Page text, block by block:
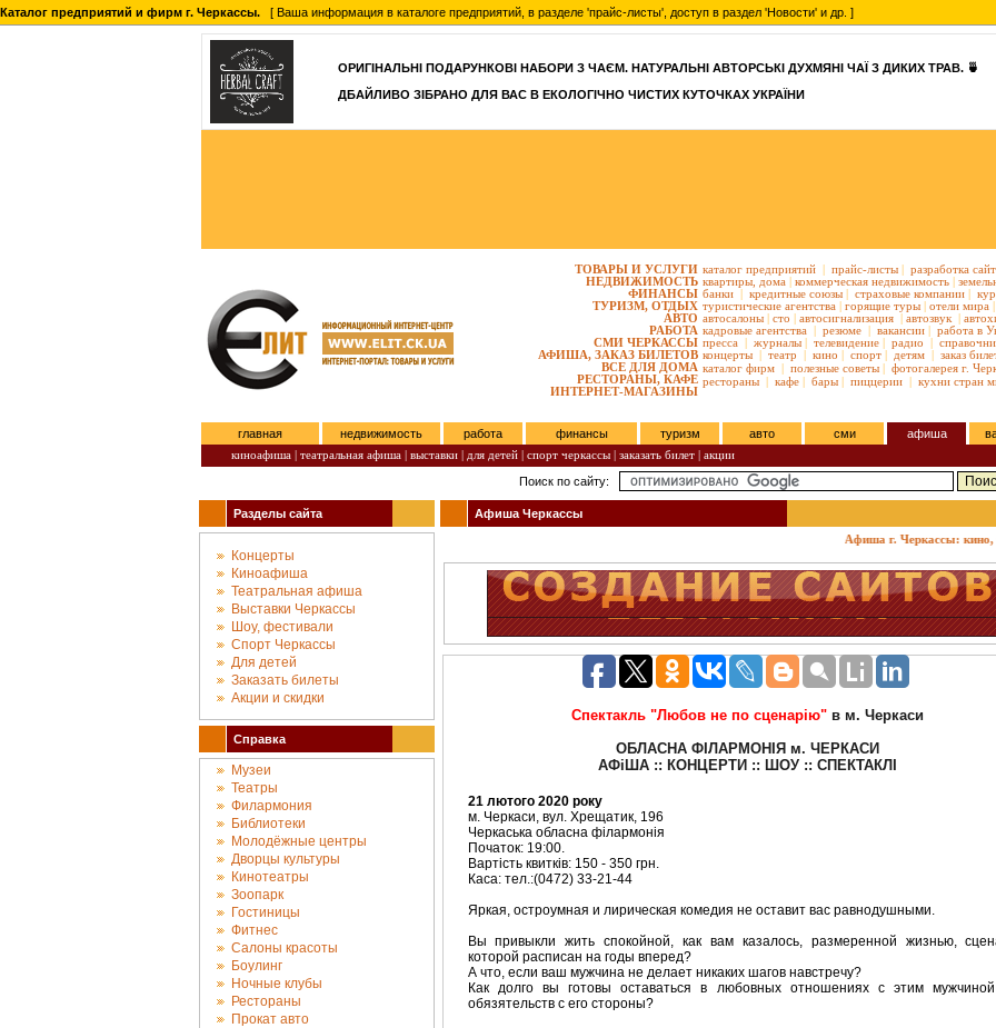
Каталог предприятий и фирм г. Черкассы. [ Ваша информация в каталоге предприятий, в разделе 'прайс-листы', доступ в раздел 'Новости' и др. ]
ОРИГІНАЛЬНІ ПОДАРУНКОВІ НАБОРИ З ЧАЄМ. НАТУРАЛЬНІ АВТОРСЬКІ ДУХМЯНІ ЧАЇ З ДИКИХ ТРАВ. 🍵
ДБАЙЛИВО ЗІБРАНО ДЛЯ ВАС В ЕКОЛОГІЧНО ЧИСТИХ КУТОЧКАХ УКРАЇНИ
ТОВАРЫ И УСЛУГИ
НЕДВИЖИМОСТЬ
ФИНАНСЫ
ТУРИЗМ, ОТДЫХ
АВТО
РАБОТА
СМИ ЧЕРКАССЫ
АФИША, ЗАКАЗ БИЛЕТОВ
ВСЕ ДЛЯ ДОМА
РЕСТОРАНЫ, КАФЕ
ИНТЕРНЕТ-МАГАЗИНЫ
каталог предприятий | прайс-листы | разработка
квартиры, дома | коммерческая недвижимость |
банки | кредитные союзы | страховые компании |
туристические агентства | горящие туры | отели мира |
автосалоны | сто | автосигнализация | автозвук |
кадровые агентства | резюме | вакансии | работа в
пресса | журналы | телевидение | радио |
концерты | театр | кино | спорт | детям | заказ
каталог фирм | полезные советы | фотогалерея г.
рестораны | кафе | бары | пиццерии | кухни стран
главная недвижимость работа финансы туризм авто сми афиша
киноафиша | театральная афиша | выставки | для детей | спорт черкассы | заказать билет | акции
Поиск по сайту:
Разделы сайта
Концерты
Киноафиша
Театральная афиша
Выставки Черкассы
Шоу, фестивали
Спорт Черкассы
Для детей
Заказать билеты
Акции и скидки
Справка
Музеи
Театры
Филармония
Библиотеки
Молодёжные центры
Дворцы культуры
Кинотеатры
Зоопарк
Гостиницы
Фитнес
Салоны красоты
Боулинг
Ночные клубы
Рестораны
Прокат авто
Афиша Черкассы
Афиша г. Черкассы: кино,
Спектакль "Любов не по сценарію" в м. Черкаси
ОБЛАСНА ФІЛАРМОНІЯ м. ЧЕРКАСИ
АФіША :: КОНЦЕРТИ :: ШОУ :: СПЕКТАКЛІ
21 лютого 2020 року
м. Черкаси, вул. Хрещатик, 196
Черкаська обласна філармонія
Початок: 19:00.
Вартість квитків: 150 - 350 грн.
Каса: тел.:(0472) 33-21-44
Яркая, остроумная и лирическая комедия не оставит вас равнодушными.
Вы привыкли жить спокойной, как вам казалось, размеренной жизнью,
которой расписан на годы вперед?
А что, если ваш мужчина не делает никаких шагов навстречу?
Как долго вы готовы оставаться в любовных отношениях с этим
обязятельств с его стороны?